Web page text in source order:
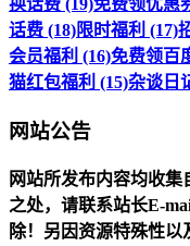
换话费 (19)免费领优惠
话费 (18)限时福利 (17)
会员福利 (16)免费领百
猫红包福利 (15)杂谈日
网站公告
网站所发布内容均收
之处，请联系站长E-
除！另因资源特殊性